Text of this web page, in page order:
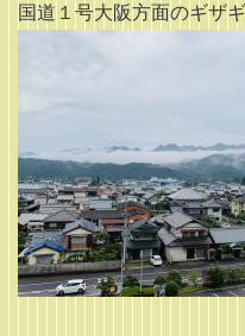
国道１号大阪方面のギザ